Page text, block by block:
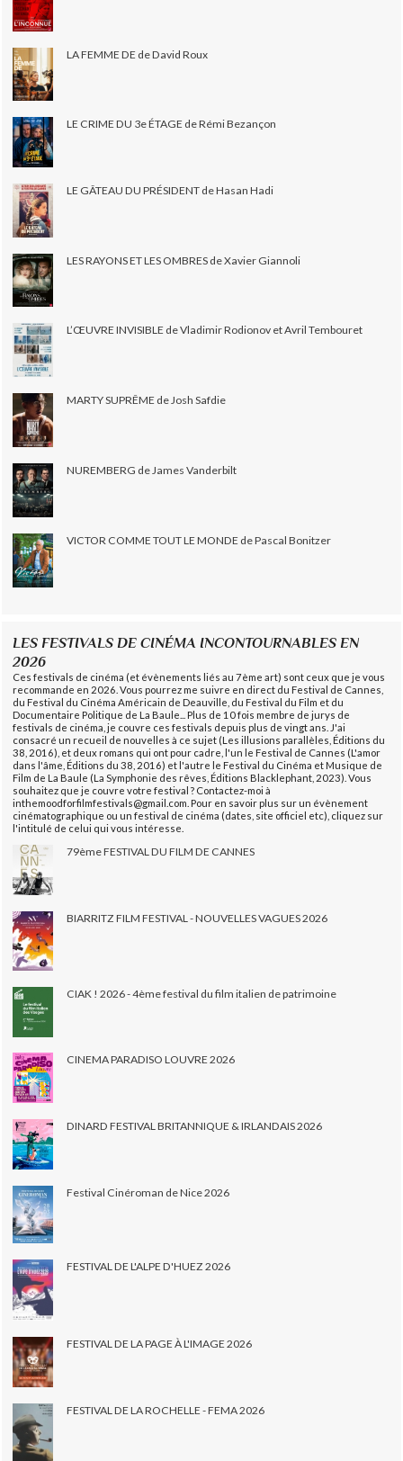
LA FEMME DE de David Roux
LE CRIME DU 3e ÉTAGE de Rémi Bezançon
LE GÂTEAU DU PRÉSIDENT de Hasan Hadi
LES RAYONS ET LES OMBRES de Xavier Giannoli
L’ŒUVRE INVISIBLE de Vladimir Rodionov et Avril Tembouret
MARTY SUPRÊME de Josh Safdie
NUREMBERG de James Vanderbilt
VICTOR COMME TOUT LE MONDE de Pascal Bonitzer
LES FESTIVALS DE CINÉMA INCONTOURNABLES EN
2026
Ces festivals de cinéma (et évènements liés au 7ème art) sont ceux que je vous
recommande en 2026. Vous pourrez me suivre en direct du Festival de Cannes,
du Festival du Cinéma Américain de Deauville, du Festival du Film et du
Documentaire Politique de La Baule... Plus de 10 fois membre de jurys de
festivals de cinéma, je couvre ces festivals depuis plus de vingt ans. J'ai
consacré un recueil de nouvelles à ce sujet (Les illusions parallèles, Éditions du
38, 2016), et deux romans qui ont pour cadre, l'un le Festival de Cannes (L'amor
dans l'âme, Éditions du 38, 2016) et l'autre le Festival du Cinéma et Musique de
Film de La Baule (La Symphonie des rêves, Éditions Blacklephant, 2023). Vous
souhaitez que je couvre votre festival ? Contactez-moi à
inthemoodforfilmfestivals@gmail.com. Pour en savoir plus sur un évènement
cinématographique ou un festival de cinéma (dates, site officiel etc), cliquez sur
l'intitulé de celui qui vous intéresse.
79ème FESTIVAL DU FILM DE CANNES
BIARRITZ FILM FESTIVAL - NOUVELLES VAGUES 2026
CIAK ! 2026 - 4ème festival du film italien de patrimoine
CINEMA PARADISO LOUVRE 2026
DINARD FESTIVAL BRITANNIQUE & IRLANDAIS 2026
Festival Cinéroman de Nice 2026
FESTIVAL DE L'ALPE D'HUEZ 2026
FESTIVAL DE LA PAGE À L'IMAGE 2026
FESTIVAL DE LA ROCHELLE - FEMA 2026